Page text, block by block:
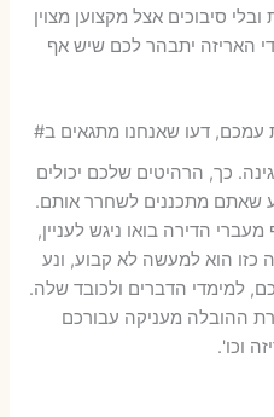
סיבוכים אצל מקצוען מצוין
האריזה יתבהר לכם שיש אף
עמכם, דעו שאנחנו מתגאים ב#
כך, הרהיטים שלכם יכולים
שאתם מתכננים לשחרר אותם.
הדירה בואו ניגש לעניין,
הוא למעשה לא קבוע, ונע
למימדי הדברים ולכובד שלה.
ההובלה מעניקה עבורכם
וכו'.